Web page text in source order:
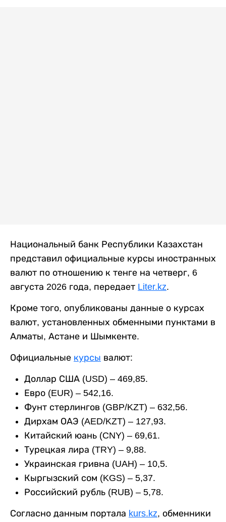
Национальный банк Республики Казахстан
представил официальные курсы иностранных
валют по отношению к тенге на четверг, 6
августа 2026 года, передает Liter.kz.
Кроме того, опубликованы данные о курсах
валют, установленных обменными пунктами в
Алматы, Астане и Шымкенте.
Официальные курсы валют:
Доллар США (USD) – 469,85.
Евро (EUR) – 542,16.
Фунт стерлингов (GBP/KZT) – 632,56.
Дирхам ОАЭ (AED/KZT) – 127,93.
Китайский юань (CNY) – 69,61.
Турецкая лира (TRY) – 9,88.
Украинская гривна (UAH) – 10,5.
Кыргызский сом (KGS) – 5,37.
Российский рубль (RUB) – 5,78.
Согласно данным портала kurs.kz, обменники